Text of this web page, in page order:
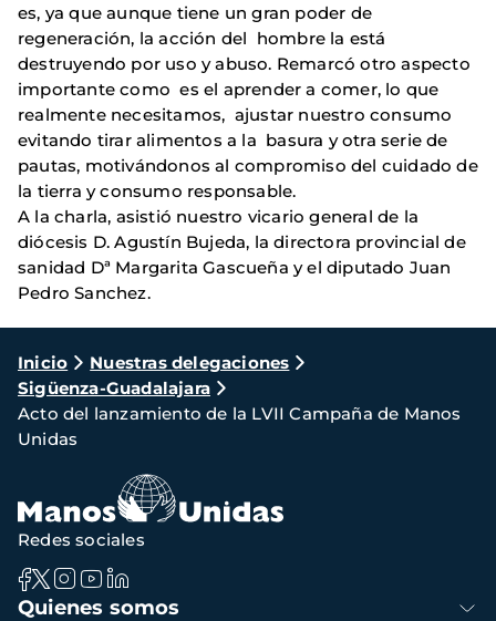
es, ya que aunque tiene un gran poder de
regeneración, la acción del hombre la está
destruyendo por uso y abuso. Remarcó otro aspecto
importante como es el aprender a comer, lo que
realmente necesitamos, ajustar nuestro consumo
evitando tirar alimentos a la basura y otra serie de
pautas, motivándonos al compromiso del cuidado de
la tierra y consumo responsable.
A la charla, asistió nuestro vicario general de la
diócesis D. Agustín Bujeda, la directora provincial de
sanidad Dª Margarita Gascueña y el diputado Juan
Pedro Sanchez.
Ruta
de
navegación
Inicio
Nuestras delegaciones
Sigüenza-Guadalajara
Acto del lanzamiento de la LVII Campaña de Manos
Unidas
Navegación
Quienes somos
Redes sociales